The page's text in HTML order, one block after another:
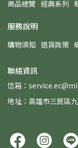
商品總覽 經典系列
服務說明
購物須知 退貨政策
聯絡資訊
信箱：
地址：高雄市三民區